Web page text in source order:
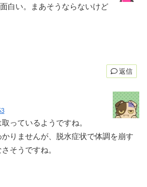
白い。まあそうならないけど
返信
っているようですね。
りませんが、脱水症状で体調を崩す
そうですね。